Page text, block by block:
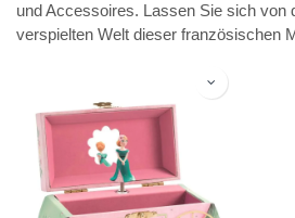
und Accessoires. Lassen Sie sich von
verspielten Welt dieser französischen